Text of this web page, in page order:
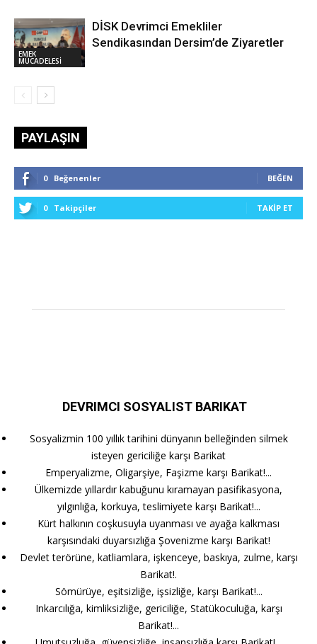
EMEK
MÜCADELESİ
DİSK Devrimci Emekliler
Sendikasından Dersim’de Ziyaretler
PAYLAŞIN
0 Beğenenler BEĞEN
0 Takipçiler TAKIP ET
DEVRIMCI SOSYALIST BARIKAT
Sosyalizmin 100 yıllık tarihini dünyanın belleğinden silmek
isteyen gericiliğe karşı Barikat
Emperyalizme, Oligarşiye, Faşizme karşı Barikat!...
Ülkemizde yıllardır kabuğunu kıramayan pasifikasyona,
yılgınlığa, korkuya, teslimiyete karşı Barikat!...
Kürt halkının coşkusuyla uyanması ve ayağa kalkması
karşısındaki duyarsızlığa Şovenizme karşı Barikat!
Devlet terörüne, katliamlara, işkenceye, baskıya, zulme, karşı
Barikat!.
Sömürüye, eşitsizliğe, işsizliğe, karşı Barikat!...
Inkarcılığa, kimliksizliğe, gericiliğe, Statükoculuğa, karşı
Barikat!...